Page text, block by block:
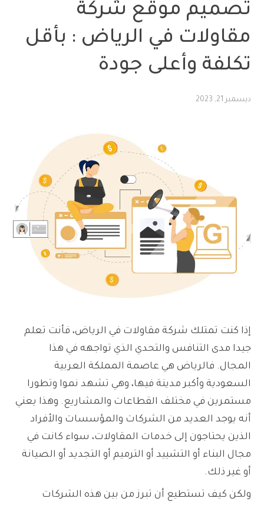
تصميم موقع شركة
مقاولات في الرياض : بأقل
تكلفة وأعلى جودة
ديسمبر 21, 2023
إذا كنت تمتلك شركة مقاولات في الرياض، فأنت تعلم
جيدا مدى التنافس والتحدي الذي تواجهه في هذا
المجال. فالرياض هي عاصمة المملكة العربية
السعودية وأكبر مدينة فيها، وهي تشهد نموا وتطورا
مستمرين في مختلف القطاعات والمشاريع. وهذا يعني
أنه يوجد العديد من الشركات والمؤسسات والأفراد
الذين يحتاجون إلى خدمات المقاولات، سواء كانت في
مجال البناء أو التشييد أو الترميم أو التجديد أو الصيانة
أو غير ذلك.
ولكن كيف تستطيع أن تبرز من بين هذه الشركات